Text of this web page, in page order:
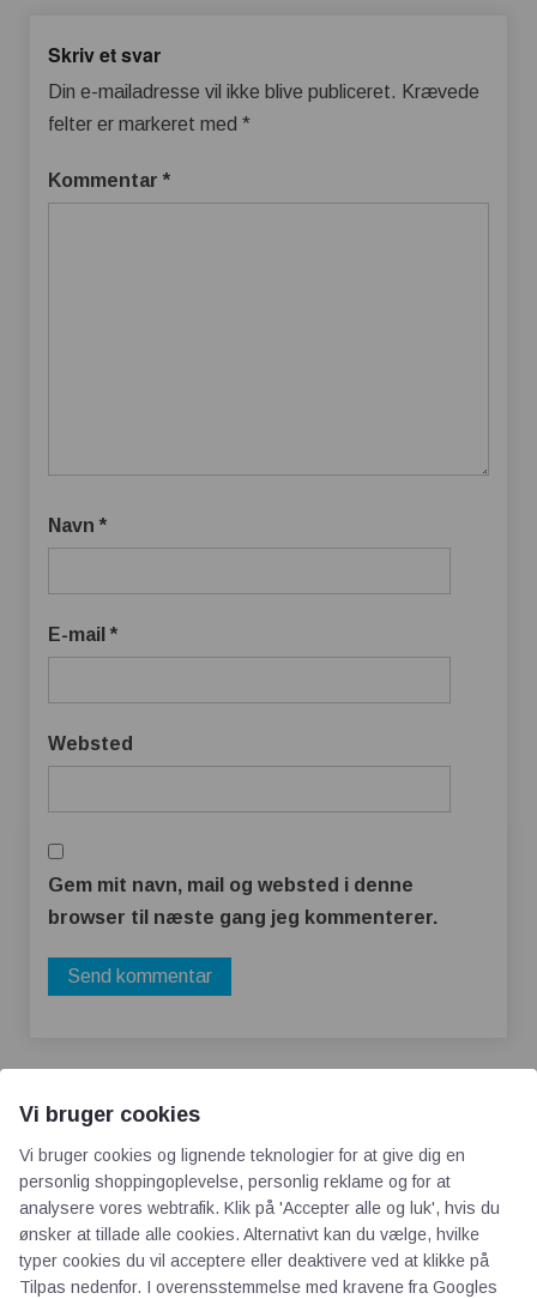
Skriv et svar
Din e-mailadresse vil ikke blive publiceret. Krævede
felter er markeret med *
Kommentar *
Navn *
E-mail *
Websted
Gem mit navn, mail og websted i denne
browser til næste gang jeg kommenterer.
AOT
Om os
Vi bruger cookies
Vi bruger cookies og lignende teknologier for at give dig en
personlig shoppingoplevelse, personlig reklame og for at
analysere vores webtrafik. Klik på 'Accepter alle og luk', hvis du
ønsker at tillade alle cookies. Alternativt kan du vælge, hvilke
typer cookies du vil acceptere eller deaktivere ved at klikke på
Tilpas nedenfor. I overensstemmelse med kravene fra Googles